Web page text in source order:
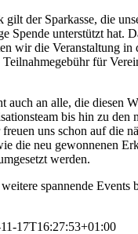
gilt der Sparkasse, die
Spende unterstützt hat.
wir die Veranstaltung in
für
auch an alle, die diesen
bis hin zu den
uns schon auf die
die neu gewonnenen
werden.
spannende Events
17T16:27:53+01:00